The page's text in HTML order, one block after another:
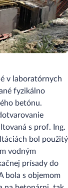
v laboratórnych
fyzikálno
betónu.
s prof. Ing.
bol použitý
vodným
prísady do
bola s objemom